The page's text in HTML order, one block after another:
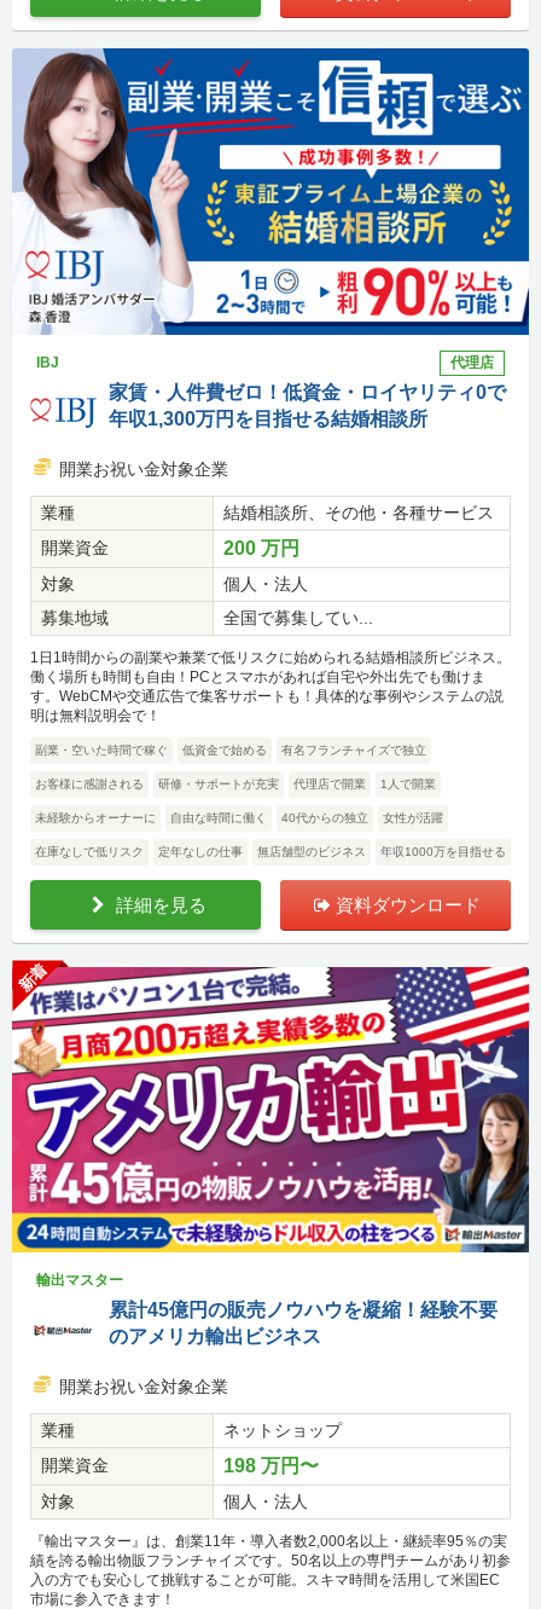
IBJ 代理店
家賃・人件費ゼロ！低資金・ロイヤリティ0で
年収1,300万円を目指せる結婚相談所
開業お祝い金対象企業
業種
結婚相談所、その他・各種サービス
開業資金
200 万円
対象
個人・法人
募集地域
全国で募集してい...
1日1時間からの副業や兼業で低リスクに始められる結婚相談所ビジネス。
働く場所も時間も自由！PCとスマホがあれば自宅や外出先でも働けま
す。WebCMや交通広告で集客サポートも！具体的な事例やシステムの説
明は無料説明会で！
副業・空いた時間で稼ぐ 低資金で始める 有名フランチャイズで独立
お客様に感謝される 研修・サポートが充実 代理店で開業 1人で開業
未経験からオーナーに 自由な時間に働く 40代からの独立 女性が活躍
在庫なしで低リスク 定年なしの仕事 無店舗型のビジネス 年収1000万を目指せる
詳細を見る 資料ダウンロード
新着
輸出マスター
累計45億円の販売ノウハウを凝縮！経験不要
のアメリカ輸出ビジネス
開業お祝い金対象企業
業種
ネットショップ
開業資金
198 万円〜
対象 個人・法人
『輸出マスター』は、創業11年・導入者数2,000名以上・継続率95％の実
績を誇る輸出物販フランチャイズです。50名以上の専門チームがあり初参
入の方でも安心して挑戦することが可能。スキマ時間を活用して米国EC
市場に参入できます！